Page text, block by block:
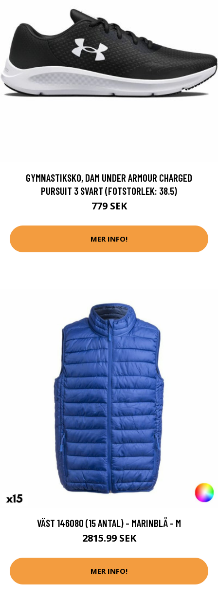
GYMNASTIKSKO, DAM UNDER ARMOUR CHARGED
PURSUIT 3 SVART (FOTSTORLEK: 38.5)
779 SEK
MER INFO!
VÄST 146080 (15 ANTAL) - MARINBLÅ - M
2815.99 SEK
MER INFO!